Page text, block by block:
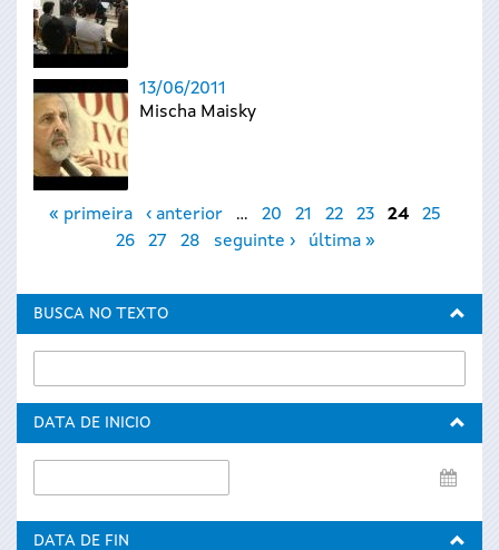
13/06/2011
Mischa Maisky
Páxinas
« primeira ‹ anterior … 20 21 22 23 24
25
26
27 28 seguinte › última »
BUSCA NO TEXTO
DATA DE INICIO
de
DATA DE FIN